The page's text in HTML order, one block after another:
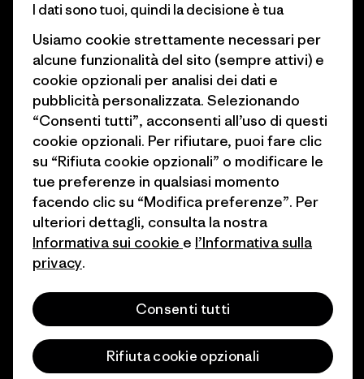
Obiettivi climatici
1% For The Planet
Come finanziamo
Buoni regalo
Trova un negozio
Lavora con noi
Stampa e media
Industry program
Programma di affiliazione
Patagonia Italia Mappa del sito
© 2026 Patagonia, Inc. All Rights Reserved.
I dati sono tuoi, quindi la decisione è tua
Usiamo cookie strettamente necessari per
alcune funzionalità del sito (sempre attivi) e
cookie opzionali per analisi dei dati e
pubblicità personalizzata. Selezionando
“Consenti tutti”, acconsenti all’uso di questi
cookie opzionali. Per rifiutare, puoi fare clic
su “Rifiuta cookie opzionali” o modificare le
tue preferenze in qualsiasi momento
facendo clic su “Modifica preferenze”. Per
ulteriori dettagli, consulta la nostra
Informativa sui cookie e l’Informativa sulla
privacy.
Consenti tutti
Rifiuta cookie opzionali